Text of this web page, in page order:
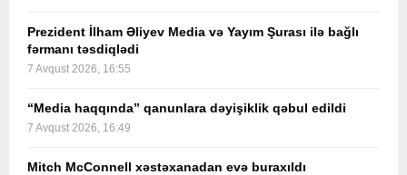
Prezident İlham Əliyev Media və Yayım Şurası ilə bağlı
fərmanı təsdiqlədi
7 Avqust 2026, 16:55
“Media haqqında” qanunlara dəyişiklik qəbul edildi
7 Avqust 2026, 16:49
Mitch McConnell xəstəxanadan evə buraxıldı